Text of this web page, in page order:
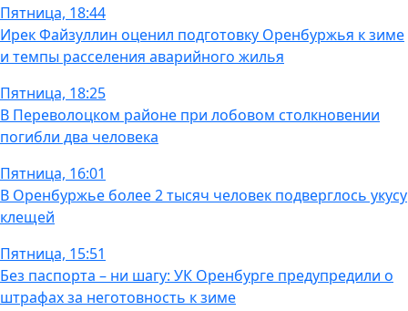
Пятница, 18:44
Ирек Файзуллин оценил подготовку Оренбуржья к зиме
и темпы расселения аварийного жилья
Пятница, 18:25
В Переволоцком районе при лобовом столкновении
погибли два человека
Пятница, 16:01
В Оренбуржье более 2 тысяч человек подверглось укусу
клещей
Пятница, 15:51
Без паспорта – ни шагу: УК Оренбурге предупредили о
штрафах за неготовность к зиме